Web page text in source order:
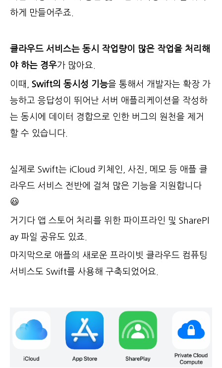
하게 만들어주죠.
클라우드 서비스는 동시 작업량이 많은 작업을 처리해
야 하는 경우가 많아요.
이때, Swift의 동시성 기능을 통해서 개발자는 확장 가
능하고 응답성이 뛰어난 서버 애플리케이션을 작성하
는 동시에 데이터 경합으로 인한 버그의 원천을 제거
할 수 있습니다.
실제로 Swift는 iCloud 키체인, 사진, 메모 등 애플 클
라우드 서비스 전반에 걸쳐 많은 기능을 지원합니다
😃
거기다 앱 스토어 처리를 위한 파이프라인 및 SharePl
ay 파일 공유도 있죠.
마지막으로 애플의 새로운 프라이빗 클라우드 컴퓨팅
서비스도 Swift를 사용해 구축되었어요.